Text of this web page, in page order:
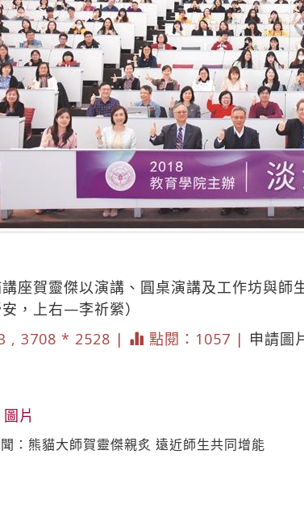
座賀靈傑以演講、圓桌演講及工作坊與
，上右—李祈縈）
, 3708 * 2528 |
點閱：1057 | 申請圖
片
：熊貓大師賀靈傑親炙 遠近師生共同增能